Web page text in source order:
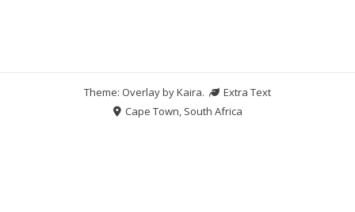
Theme: Overlay byKaira.
Extra Text
Cape Town, South Africa